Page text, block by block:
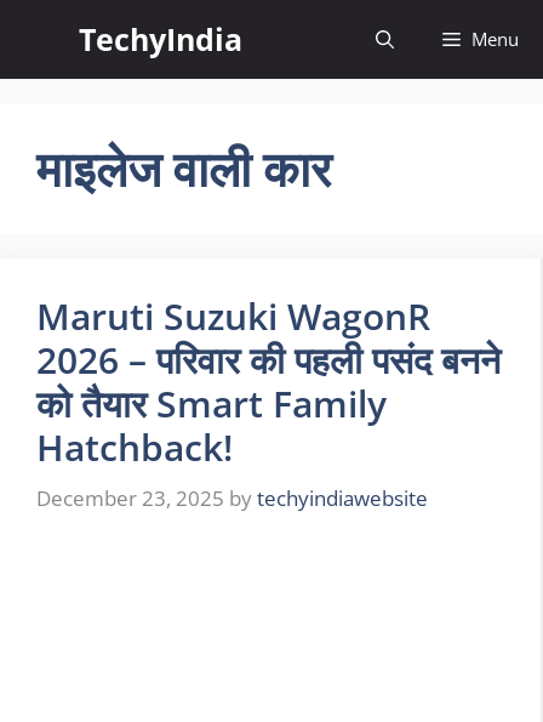
content
TechyIndia Menu
माइलेज वाली कार
Maruti Suzuki WagonR
2026 – परिवार की पहली पसंद बनने
को तैयार Smart Family
Hatchback!
December 23, 2025 bytechyindiawebsite